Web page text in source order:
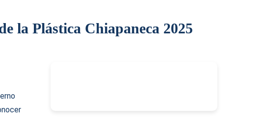
la Plástica Chiapaneca 2025